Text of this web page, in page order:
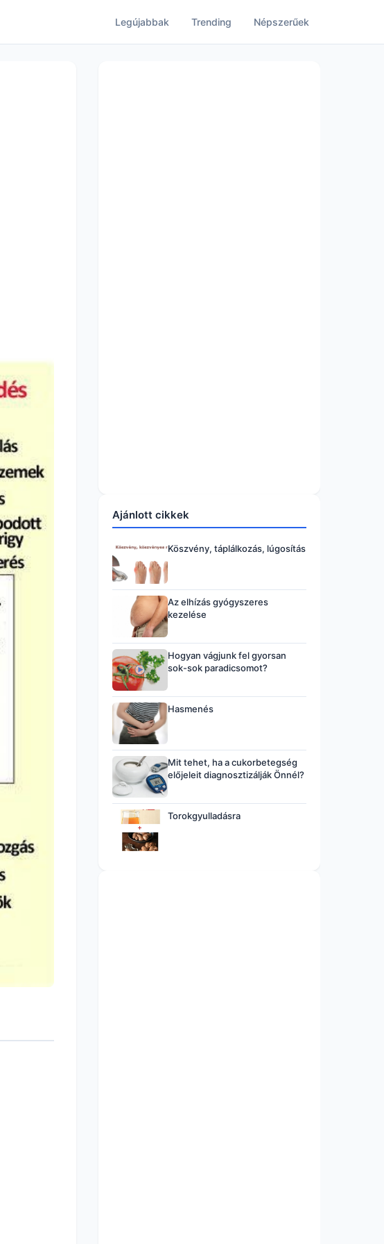
Legújabbak Trending Népszerűek
Ajánlott cikkek
Köszvény, táplálkozás, lúgosítás
Az elhízás gyógyszeres
kezelése
Hogyan vágjunk fel gyorsan
sok-sok paradicsomot?
Hasmenés
Mit tehet, ha a cukorbetegség
előjeleit diagnosztizálják Önnél?
Torokgyulladásra